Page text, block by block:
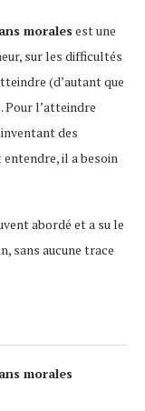
morales est une
sur les difficultés
(d’autant que
Pour l’atteindre
des
entendre, il a besoin
abordé et a su le
sans aucune trace
morales